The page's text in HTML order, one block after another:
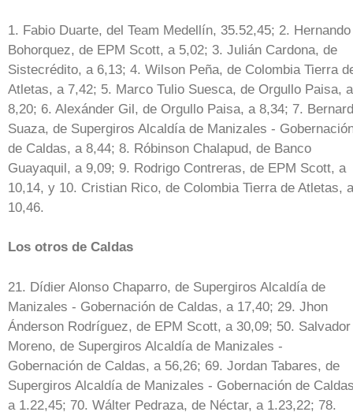
1. Fabio Duarte, del Team Medellín, 35.52,45; 2. Hernando
Bohorquez, de EPM Scott, a 5,02; 3. Julián Cardona, de
Sistecrédito, a 6,13; 4. Wilson Peña, de Colombia Tierra
Atletas, a 7,42; 5. Marco Tulio Suesca, de Orgullo Paisa, a
8,20; 6. Alexánder Gil, de Orgullo Paisa, a 8,34; 7.
Suaza, de Supergiros Alcaldía de Manizales -
de Caldas, a 8,44; 8. Róbinson Chalapud, de Banco
Guayaquil, a 9,09; 9. Rodrigo Contreras, de EPM Scott, a
10,14, y 10. Cristian Rico, de Colombia Tierra de Atletas, a
10,46.
Los otros de Caldas
21. Dídier Alonso Chaparro, de Supergiros Alcaldía de
Manizales - Gobernación de Caldas, a 17,40; 29. Jhon
Ánderson Rodríguez, de EPM Scott, a 30,09; 50. Salvador
Moreno, de Supergiros Alcaldía de Manizales -
Gobernación de Caldas, a 56,26; 69. Jordan Tabares, de
Supergiros Alcaldía de Manizales - Gobernación de
a 1.22,45; 70. Wálter Pedraza, de Néctar, a 1.23,22; 78.